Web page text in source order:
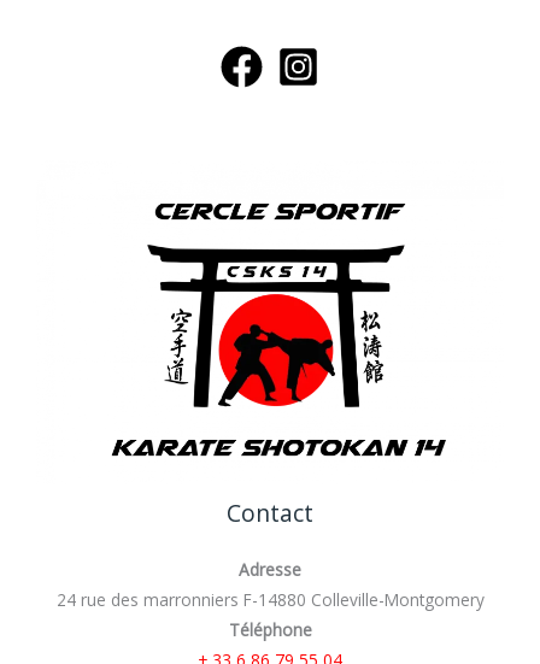
Contact
Adresse
24 rue des marronniers F-14880 Colleville-Montgomery
Téléphone
+ 33 6 86 79 55 04